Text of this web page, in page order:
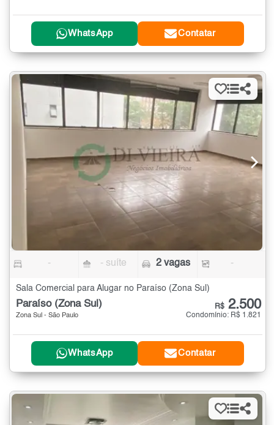
WhatsApp Contatar
- - suíte 2 vagas -
Sala Comercial para Alugar no Paraíso (Zona Sul)
Paraíso (Zona Sul)
Zona Sul - São Paulo
R$ 2.500
Condomínio: R$ 1.821
WhatsApp Contatar